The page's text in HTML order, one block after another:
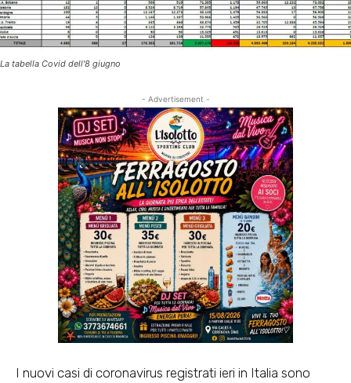
La tabella Covid dell'8 giugno
- Advertisement -
I nuovi casi di coronavirus registrati ieri in Italia sono